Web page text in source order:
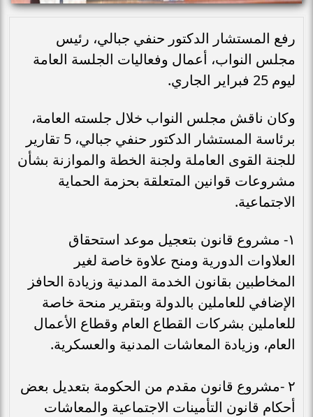
رفع المستشار الدكتور حنفي جبالي، رئيس
مجلس النواب، أعمال وفعاليات الجلسة العامة
ليوم 25 فبراير الجاري.
وكان ناقش مجلس النواب خلال جلسته العامة،
برئاسة المستشار الدكتور حنفي جبالي، 5 تقارير
للجنة القوى العاملة ولجنة الخطة والموازنة بشأن
مشروعات قوانين المتعلقة بحزمة الحماية
الاجتماعية.
١- مشروع قانون بتعجيل موعد استحقاق
العلاوات الدورية ومنح علاوة خاصة لغير
المخاطبين بقانون الخدمة المدنية وزيادة الحافز
الإضافي للعاملين بالدولة وبتقرير منحة خاصة
للعاملين بشركات القطاع العام وقطاع الأعمال
العام، وزيادة المعاشات المدنية والعسكرية.
٢ -مشروع قانون مقدم من الحكومة بتعديل بعض
أحكام قانون التأمينات الاجتماعية والمعاشات